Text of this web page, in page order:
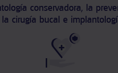
conservadora, la
cirugía bucal e